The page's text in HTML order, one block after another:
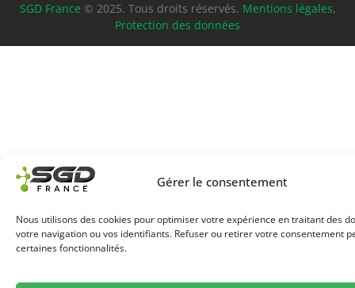
Gérer le consentement
Nous utilisons des cookies pour optimiser votre expérience en traitant des
votre navigation ou vos identifiants. Refuser ou retirer votre consentement
certaines fonctionnalités.
SGD France © 2025. Tous droits réservés. Mentions légales,
Protection des données